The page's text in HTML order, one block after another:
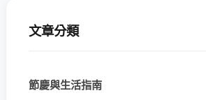
文章分類
節慶與生活指南